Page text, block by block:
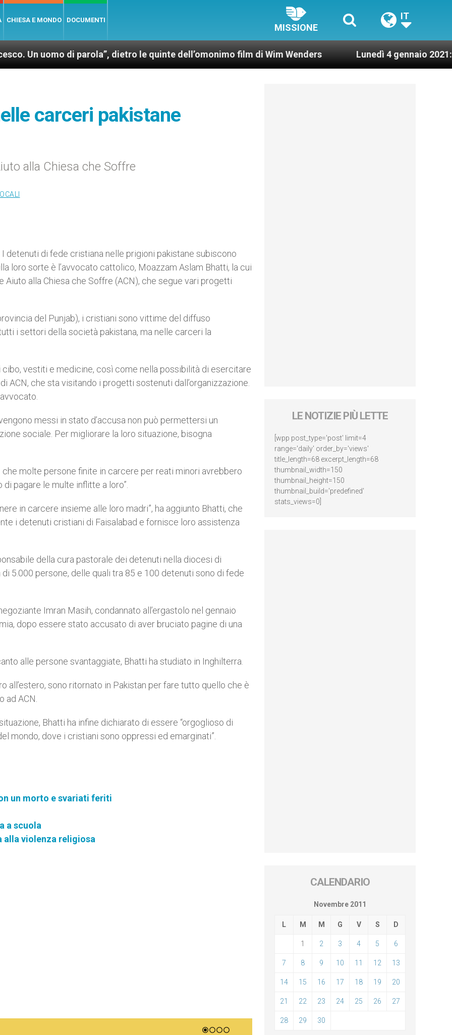
CHIESA E MONDO DOCUMENTI
MISSIONE
IT
di parola”, dietro le quinte dell’omonimo film di Wim Wenders Lunedì 4 gennaio 2021:
carceri pakistane
alla Chiesa che Soffre
I detenuti di fede cristiana nelle prigioni pakistane subiscono
loro sorte è l’avvocato cattolico, Moazzam Aslam Bhatti, la cui
alla Chiesa che Soffre (ACN), che segue vari progetti
del Punjab), i cristiani sono vittime del diffuso
i settori della società pakistana, ma nelle carceri la
vestiti e medicine, così come nella possibilità di esercitare
ACN, che sta visitando i progetti sostenuti dall’organizzazione.
messi in stato d’accusa non può permettersi un
sociale. Per migliorare la loro situazione, bisogna
molte persone finite in carcere per reati minori avrebbero
pagare le multe inflitte a loro”.
in carcere insieme alle loro madri”, ha aggiunto Bhatti, che
i detenuti cristiani di Faisalabad e fornisce loro assistenza
della cura pastorale dei detenuti nella diocesi di
5.000 persone, delle quali tra 85 e 100 detenuti sono di fede
Imran Masih, condannato all’ergastolo nel gennaio
dopo essere stato accusato di aver bruciato pagine di una
alle persone svantaggiate, Bhatti ha studiato in Inghilterra.
all’estero, sono ritornato in Pakistan per fare tutto quello che è
ad ACN.
Bhatti ha infine dichiarato di essere “orgoglioso di
mondo, dove i cristiani sono oppressi ed emarginati”.
un morto e svariati feriti
a scuola
violenza religiosa
LE NOTIZIE PIÙ LETTE
[wpp post_type='post' limit=4
range='daily' order_by='views'
title_length=68 excerpt_length=68
thumbnail_width=150
thumbnail_height=150
thumbnail_build='predefined'
stats_views=0]
CALENDARIO
Novembre 2011
L M M G V S D
1 2 3 4 5 6
7 8 9 10 11 12 13
14 15 16 17 18 19 20
21 22 23 24 25 26 27
28 29 30